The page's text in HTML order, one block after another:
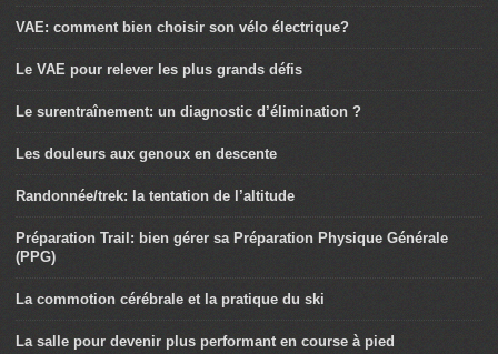
VAE: comment bien choisir son vélo électrique?
Le VAE pour relever les plus grands défis
Le surentraînement: un diagnostic d’élimination ?
Les douleurs aux genoux en descente
Randonnée/trek: la tentation de l’altitude
Préparation Trail: bien gérer sa Préparation Physique Générale
(PPG)
La commotion cérébrale et la pratique du ski
La salle pour devenir plus performant en course à pied